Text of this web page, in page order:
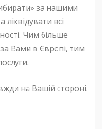
за нашими
всі
Чим більше
за Вами в Європі, тим
на Вашій стороні.